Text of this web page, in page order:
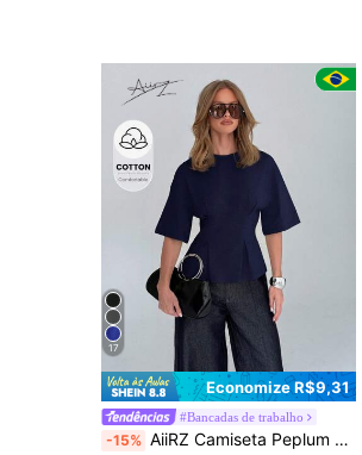
17
Economize R$9,31
#Bancadas de trabalho
-15% AiiRZ Camiseta Peplum com Cintura Marcada e Bainha Evasê para Uso Casual no Escritório